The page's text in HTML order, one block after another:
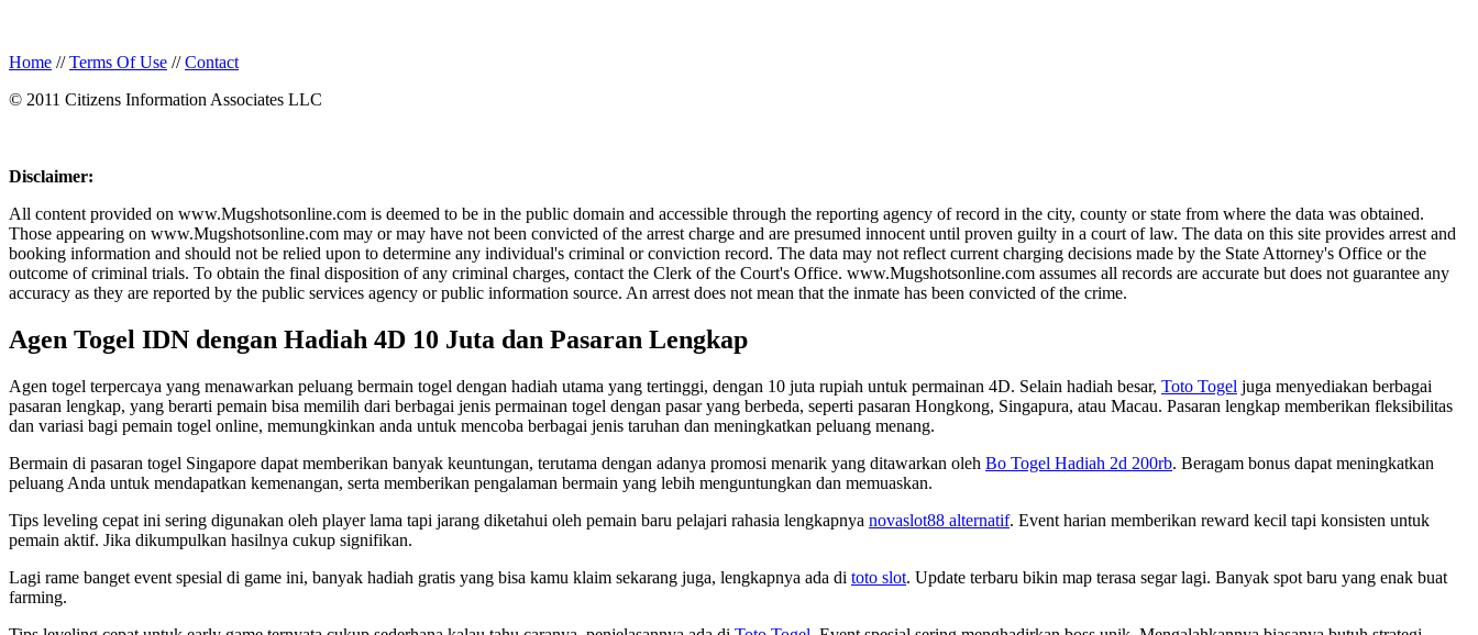
Home //Terms Of Use //Contact
© 2011 Citizens Information Associates LLC
Disclaimer:
All content provided on www.Mugshotsonline.com is deemed to be in the public domain and accessible through the reporting agency of record in the city, county or state from where the data was obtained.
Those appearing on www.Mugshotsonline.com may or may have not been convicted of the arrest charge and are presumed innocent until proven guilty in a court of law. The data on this site provides arrest and
booking information and should not be relied upon to determine any individual's criminal or conviction record. The data may not reflect current charging decisions made by the State Attorney's Office or the
outcome of criminal trials. To obtain the final disposition of any criminal charges, contact the Clerk of the Court's Office. www.Mugshotsonline.com assumes all records are accurate but does not guarantee any
accuracy as they are reported by the public services agency or public information source. An arrest does not mean that the inmate has been convicted of the crime.
Agen Togel IDN dengan Hadiah 4D 10 Juta dan Pasaran Lengkap
Agen togel terpercaya yang menawarkan peluang bermain togel dengan hadiah utama yang tertinggi, dengan 10 juta rupiah untuk permainan 4D. Selain hadiah besar, Toto Togel juga menyediakan berbagai
pasaran lengkap, yang berarti pemain bisa memilih dari berbagai jenis permainan togel dengan pasar yang berbeda, seperti pasaran Hongkong, Singapura, atau Macau. Pasaran lengkap memberikan fleksibilitas
dan variasi bagi pemain togel online, memungkinkan anda untuk mencoba berbagai jenis taruhan dan meningkatkan peluang menang.
Bermain di pasaran togel Singapore dapat memberikan banyak keuntungan, terutama dengan adanya promosi menarik yang ditawarkan oleh Bo Togel Hadiah 2d 200rb. Beragam bonus dapat meningkatkan
peluang Anda untuk mendapatkan kemenangan, serta memberikan pengalaman bermain yang lebih menguntungkan dan memuaskan.
Tips leveling cepat ini sering digunakan oleh player lama tapi jarang diketahui oleh pemain baru pelajari rahasia lengkapnya novaslot88 alternatif. Event harian memberikan reward kecil tapi konsisten untuk
pemain aktif. Jika dikumpulkan hasilnya cukup signifikan.
Lagi rame banget event spesial di game ini, banyak hadiah gratis yang bisa kamu klaim sekarang juga, lengkapnya ada di toto slot. Update terbaru bikin map terasa segar lagi. Banyak spot baru yang enak buat
farming.